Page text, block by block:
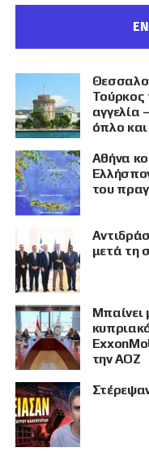
Τούρκος
αγγελία
όπλο
Αθήνα
του
μετά τη
Μπαίνει
την ΑΟΖ